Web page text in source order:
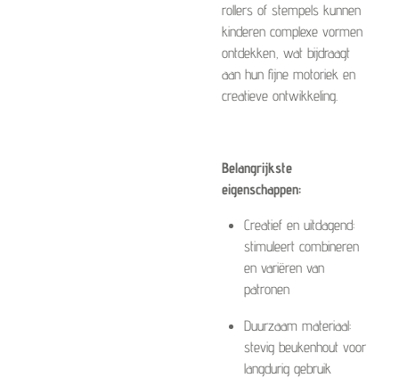
rollers of stempels kunnen
kinderen complexe vormen
ontdekken, wat bijdraagt
aan hun fijne motoriek en
creatieve ontwikkeling.
Belangrijkste
eigenschappen:
Creatief en uitdagend:
stimuleert combineren
en variëren van
patronen
Duurzaam materiaal:
stevig beukenhout voor
langdurig gebruik